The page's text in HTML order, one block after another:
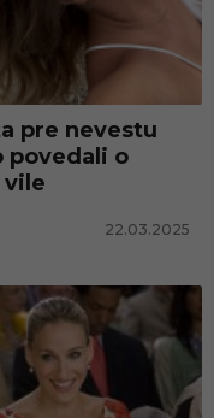
pre nevestu
povedali o
22.03.2025